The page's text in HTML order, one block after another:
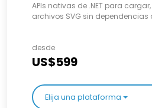
APIs nativas de .NET para
archivos SVG sin dependencias
desde
US$599
Elija una plataforma